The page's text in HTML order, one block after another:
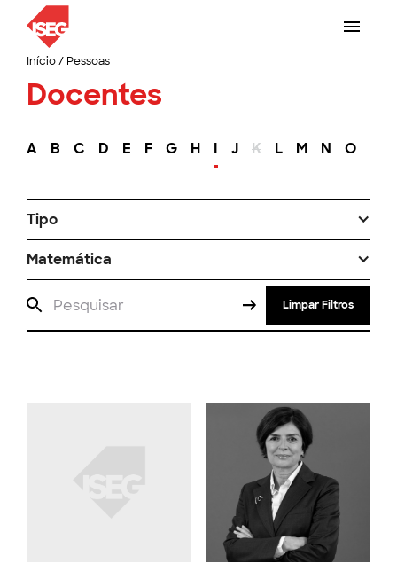
Início/ Pessoas
Docentes
A B C D E F G H I J K L M N O
Tipo
Matemática
Limpar Filtros